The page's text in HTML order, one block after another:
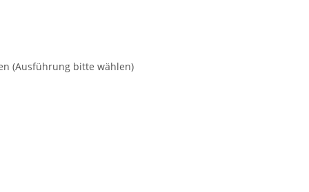
(Ausführung bitte wählen)